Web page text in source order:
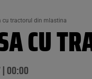
cu tractorul din mlastina
CU
00:00